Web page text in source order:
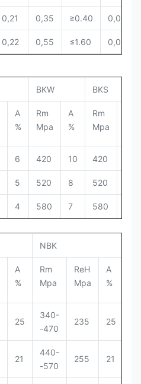
0,21 0,35 ≥0.40 0,025
0,22 0,55 ≤1.60 0,025
BKW BKS
A
%
Rm
Mpa
A
%
Rm
Mpa
6 420 10 420
5 520 8 520
4 580 7 580
NBK
A
%
Rm
Mpa
ReH
Mpa
A
%
25
340-
-470
235 25
21
440-
-570
255 21